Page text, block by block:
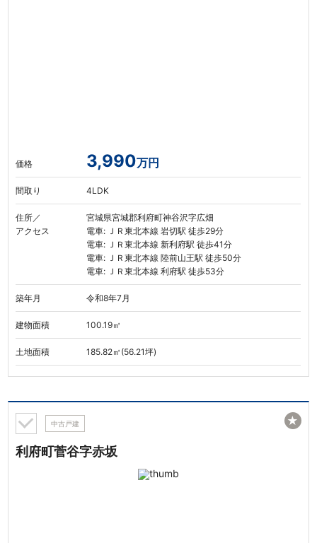
価格 3,990万円
間取り 4LDK
住所／
アクセス
宮城県宮城郡利府町神谷沢字広畑
電車: ＪＲ東北本線 岩切駅 徒歩29分
電車: ＪＲ東北本線 新利府駅 徒歩41分
電車: ＪＲ東北本線 陸前山王駅 徒歩50分
電車: ＪＲ東北本線 利府駅 徒歩53分
築年月 令和8年7月
建物面積 100.19㎡
土地面積 185.82㎡(56.21坪)
中古戸建
利府町菅谷字赤坂
★